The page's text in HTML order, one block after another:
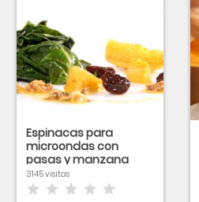
Espinacas para
microondas con
pasas y manzana
3145 visitas